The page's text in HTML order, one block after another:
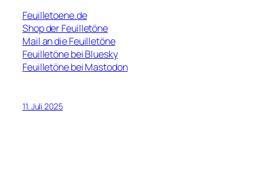
Feuilletoene.de
Shop der Feuilletöne
Mail an die Feuilletöne
Feuilletöne bei Bluesky
Feuilletöne bei Mastodon
11. Juli 2025